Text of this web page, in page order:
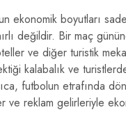
ekonomik boyutları
değildir. Bir maç
ve diğer turistik
kalabalık ve
futbolun etrafında
ve reklam gelirleriyle